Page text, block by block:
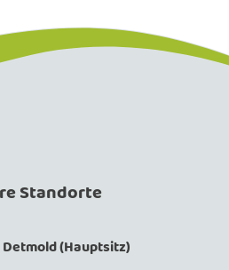
Standorte
Detmold (Hauptsitz)